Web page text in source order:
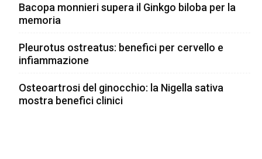
Bacopa monnieri supera il Ginkgo biloba per la
memoria
Pleurotus ostreatus: benefici per cervello e
infiammazione
Osteoartrosi del ginocchio: la Nigella sativa
mostra benefici clinici